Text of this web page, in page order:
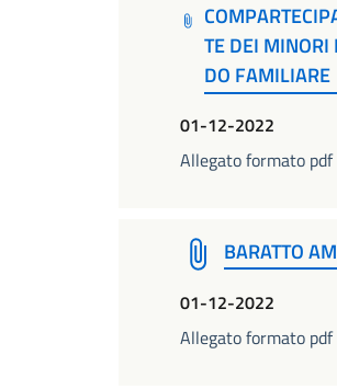
TE DEI MINORI
DO FAMILIARE
01-12-2022
Allegato formato pdf
BARATTO
01-12-2022
Allegato formato pdf